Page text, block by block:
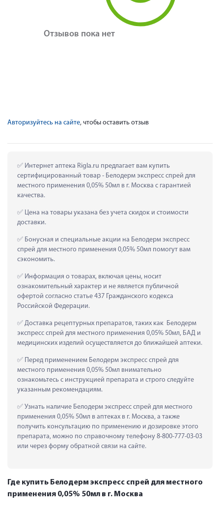
Отзывов пока нет
Авторизуйтесь на сайте, чтобы оставить отзыв
Интернет аптека Rigla.ru предлагает вам купить
сертифицированный товар - Белодерм экспресс спрей для
местного применения 0,05% 50мл в г. Москва с гарантией
качества.
Цена на товары указана без учета скидок и стоимости
доставки.
Бонусная и специальные акции на Белодерм экспресс
спрей для местного применения 0,05% 50мл помогут вам
сэкономить.
Информация о товарах, включая цены, носит
ознакомительный характер и не является публичной
офертой согласно статье 437 Гражданского кодекса
Российской Федерации.
Доставка рецептурных препаратов, таких как  Белодерм
экспресс спрей для местного применения 0,05% 50мл, БАД и
медицинских изделий осуществляется до ближайшей аптеки.
Перед применением Белодерм экспресс спрей для
местного применения 0,05% 50мл внимательно
ознакомьтесь с инструкцией препарата и строго следуйте
указанным рекомендациям.
Узнать наличие Белодерм экспресс спрей для местного
применения 0,05% 50мл в аптеках в г. Москва, а также
получить консультацию по применению и дозировке этого
препарата, можно по справочному телефону 8-800-777-03-03
или через форму обратной связи на сайте.
Где купить Белодерм экспресс спрей для местного
применения 0,05% 50мл в г. Москва